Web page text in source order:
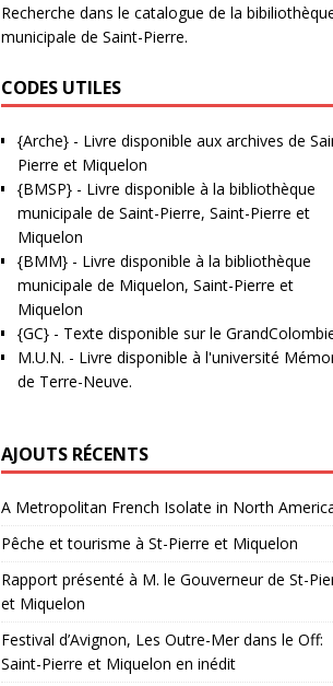
Recherche dans le catalogue de la
municipale de Saint-Pierre.
CODES UTILES
{Arche}- Livre disponible aux archives de
Pierre et Miquelon
{BMSP}- Livre disponible à la bibliothèque
municipale de Saint-Pierre, Saint-Pierre et
Miquelon
{BMM}- Livre disponible à la bibliothèque
municipale de Miquelon, Saint-Pierre et
Miquelon
{GC}- Texte disponible sur le
M.U.N. - Livre disponible à l'université
de Terre-Neuve.
AJOUTS RÉCENTS
A Metropolitan French Isolate in North
Pêche et tourisme à St-Pierre et Miquelon
Rapport présenté à M. le Gouverneur de St-
et Miquelon
Festival d’Avignon, Les Outre-Mer dans le Off:
Saint-Pierre et Miquelon en inédit